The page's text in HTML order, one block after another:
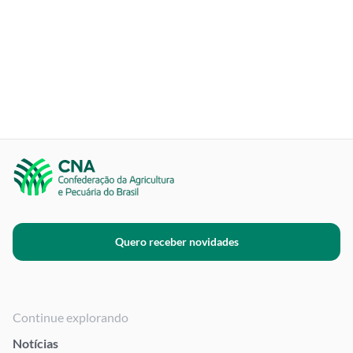
Quero receber novidades
Continue explorando
Notícias